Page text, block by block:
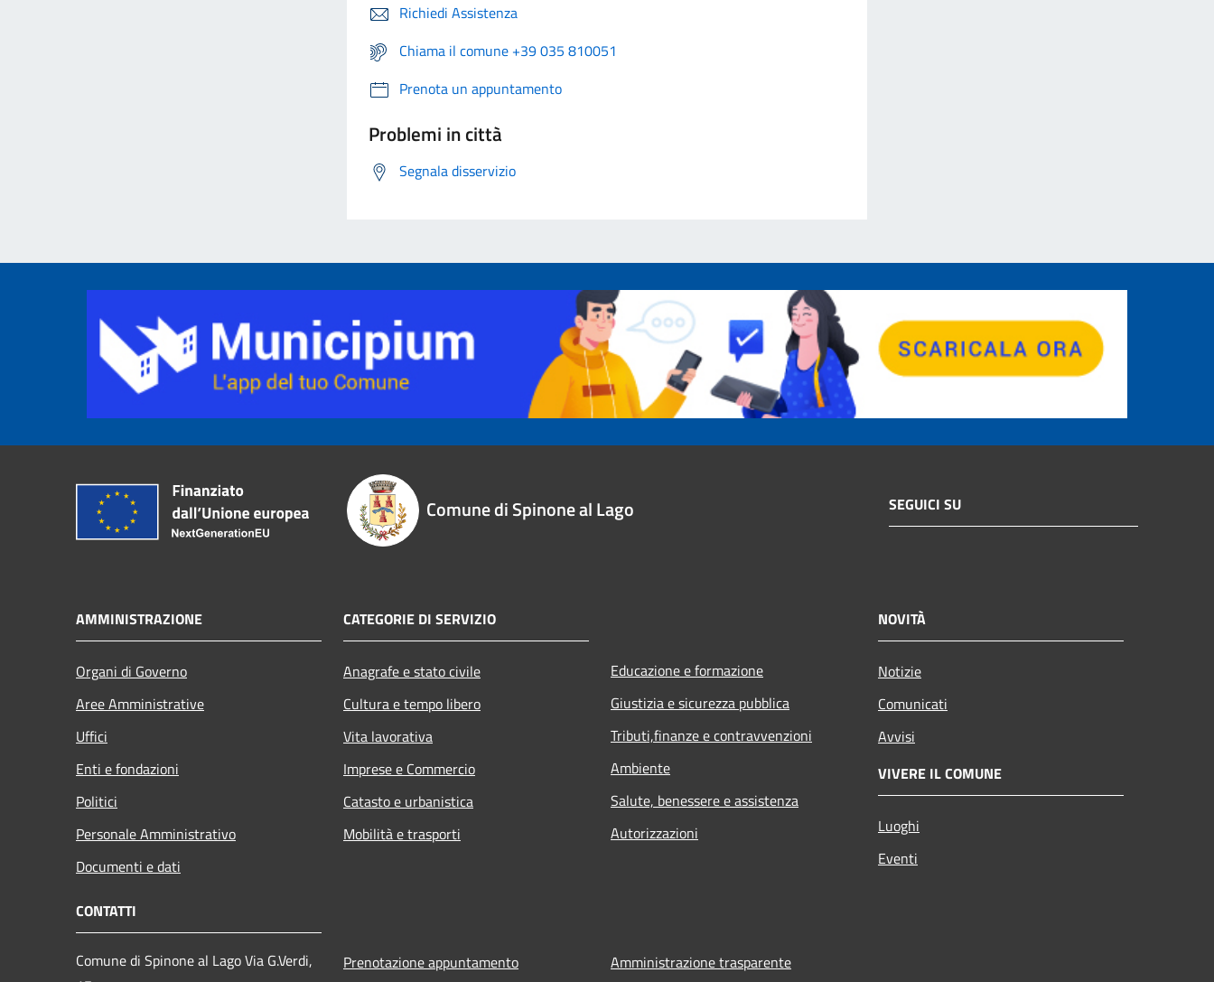
Richiedi Assistenza
Chiama il comune +39 035 810051
Prenota un appuntamento
Problemi in città
Segnala disservizio
Comune di Spinone al Lago SEGUICI SU
AMMINISTRAZIONE
Organi di Governo
Aree Amministrative
Uffici
Enti e fondazioni
Politici
Personale Amministrativo
Documenti e dati
CATEGORIE DI SERVIZIO
Anagrafe e stato civile
Cultura e tempo libero
Vita lavorativa
Imprese e Commercio
Catasto e urbanistica
Mobilità e trasporti
Educazione e formazione
Giustizia e sicurezza pubblica
Tributi,finanze e contravvenzioni
Ambiente
Salute, benessere e assistenza
Autorizzazioni
NOVITÀ
Notizie
Comunicati
Avvisi
VIVERE IL COMUNE
Luoghi
Eventi
CONTATTI
Comune di Spinone al Lago Via G.Verdi,
Prenotazione appuntamento Amministrazione trasparente